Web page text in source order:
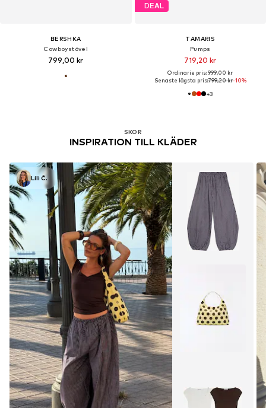
BERSHKA
Cowboystövel
799,00 kr
DEAL
TAMARIS
Pumps
719,20 kr
Ordinarie pris: 999,00 kr
Senaste lägsta pris:799,20 kr-10%
+3
SKOR
INSPIRATION TILL KLÄDER
Lili Č.